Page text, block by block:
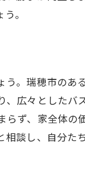
。
。瑞穂市のあ
広々としたバ
ず、家全体の
談し、自分